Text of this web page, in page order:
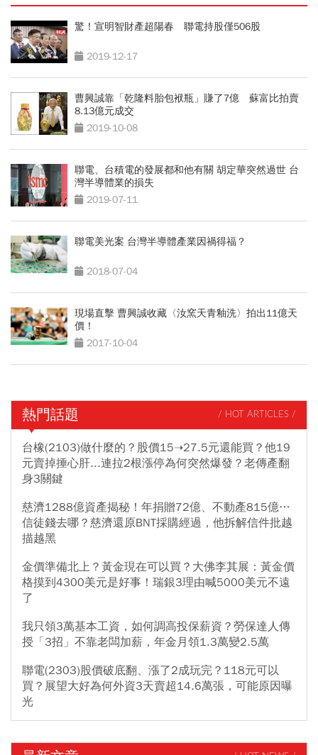
驚！宣明智財產超陽春 聯電持股僅506股
2019-12-17
曹興誠靠「乾隆料胎包袱瓶」賺了7億 蘇富比拍賣
8.13億元成交
2019-10-08
聯電、台積電的發展都和他有關 胡定華突然過世 台
灣半導體業的損失
2019-07-11
聯電美光案 台灣半導體產業因禍得福？
2018-07-04
現場直擊 曹興誠收藏〈汝窯天青釉洗〉拍出11億天
價！
2017-10-04
熱門話題 / HOT ARTICLES /
台橡(2103)做什麼的？股價15➝27.5元還能買？他19
元賣掉捶心肝...連拉2根漲停為何突然爆發？老傳產翻
身3關鍵
慈濟1288億資產揭秘！年捐贈72億、不動產815億…
信徒錢去哪？慈濟還原BNT採購經過，他拆解信件批越
描越黑
金價準備北上？黃金現在可以買？大佛李其展：黃金價
格摸到4300美元是好事！瑞銀3理由喊5000美元不遠
了
我只領3萬基本工資，如何調高投保薪資？勞保達人傳
授「3招」不靠老闆加薪，年金月領1.3萬變2.5萬
聯電(2303)股價破底翻、漲了2成玩完？118元可以
買？展望大好為何外資3天賣超14.6萬張，可能原因曝
光